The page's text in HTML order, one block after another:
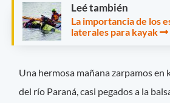
Leé también
La importancia de los
laterales para kayak
Una hermosa mañana zarpamos en
del río Paraná, casi pegados a la